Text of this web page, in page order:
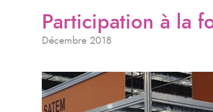
Participation à la
Décembre 2018